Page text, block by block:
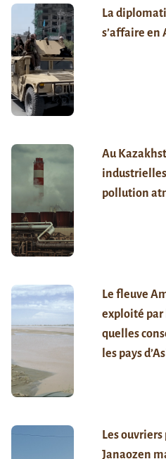
La
s’affaire en
Au
pollution
Le fleuve
exploité par
quelles
les pays
Les
Janaozen